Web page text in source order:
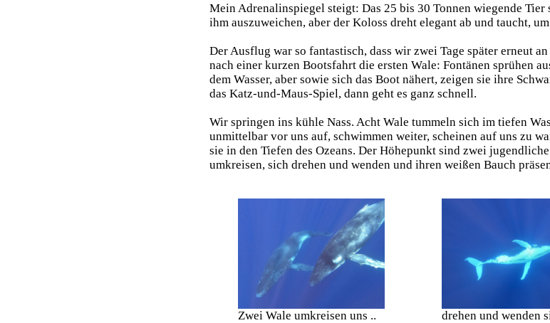
Mein Adrenalinspiegel steigt: Das 25 bis 30 Tonnen wiegende
ihm auszuweichen, aber der Koloss dreht elegant ab und taucht,
Der Ausflug war so fantastisch, dass wir zwei Tage später erneut
nach einer kurzen Bootsfahrt die ersten Wale: Fontänen sprühen
dem Wasser, aber sowie sich das Boot nähert, zeigen sie ihre
das Katz-und-Maus-Spiel, dann geht es ganz schnell.
Wir springen ins kühle Nass. Acht Wale tummeln sich im tiefen
unmittelbar vor uns auf, schwimmen weiter, scheinen auf uns zu
sie in den Tiefen des Ozeans. Der Höhepunkt sind zwei
umkreisen, sich drehen und wenden und ihren weißen Bauch
Zwei Wale umkreisen uns .. drehen und wenden